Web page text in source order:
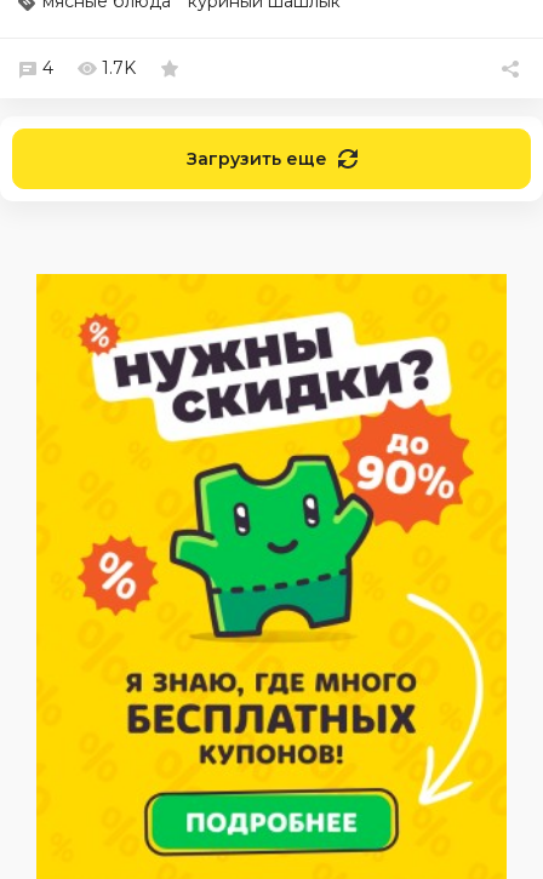
4 1.7K
Загрузить еще